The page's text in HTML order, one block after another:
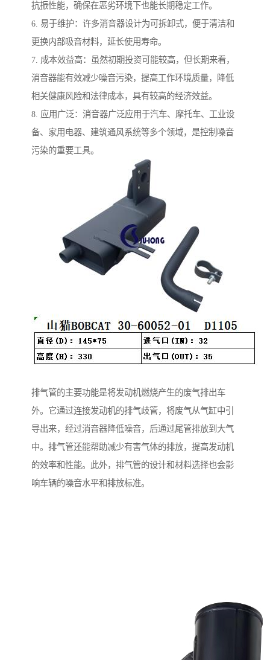
抗振性能，确保在恶劣环境下也能长期稳定工作。
6. 易于维护：许多消音器设计为可拆卸式，便于清洁和
更换内部吸音材料，延长使用寿命。
7. 成本效益高：虽然初期投资可能较高，但长期来看，
消音器能有效减少噪音污染，提高工作环境质量，降低
相关健康风险和法律成本，具有较高的经济效益。
8. 应用广泛：消音器广泛应用于汽车、摩托车、工业设
备、家用电器、建筑通风系统等多个领域，是控制噪音
污染的重要工具。
排气管的主要功能是将发动机燃烧产生的废气排出车
外。它通过连接发动机的排气歧管，将废气从气缸中引
导出来，经过消音器降低噪音，后通过尾管排放到大气
中。排气管还能帮助减少有害气体的排放，提高发动机
的效率和性能。此外，排气管的设计和材料选择也会影
响车辆的噪音水平和排放标准。